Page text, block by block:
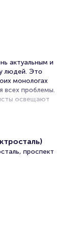
актуальным и
людей. Это
монологах
всех проблемы.
освещают
Сейчас он
ТНТ. Его
истории из
канала
проспект